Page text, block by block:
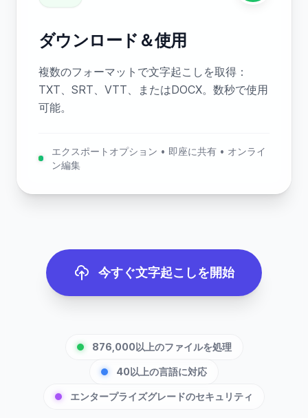
ダウンロード＆使用
複数のフォーマットで文字起こしを取得：
TXT、SRT、VTT、またはDOCX。数秒で使用
可能。
エクスポートオプション • 即座に共有 • オンライ
ン編集
今すぐ文字起こしを開始
876,000以上のファイルを処理
40以上の言語に対応
エンタープライズグレードのセキュリティ